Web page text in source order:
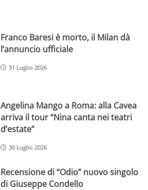
Franco Baresi è morto, il Milan dà
l’annuncio ufficiale
31 Luglio 2026
Angelina Mango a Roma: alla Cavea
arriva il tour “Nina canta nei teatri
d’estate”
30 Luglio 2026
Recensione di “Odio” nuovo singolo
di Giuseppe Condello